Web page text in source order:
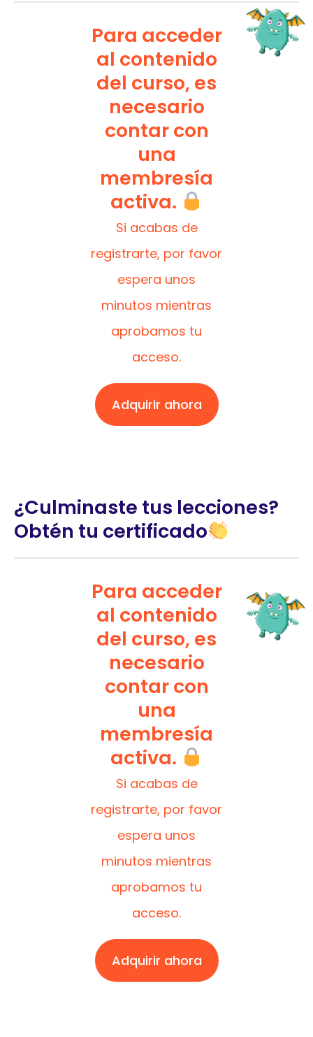
Para acceder
al contenido
del curso, es
necesario
contar con
una
membresía
activa.
Si acabas de
registrarte, por favor
espera unos
minutos mientras
aprobamos tu
acceso.
Adquirir ahora
¿Culminaste tus lecciones?
Obtén tu certificado
Para acceder
al contenido
del curso, es
necesario
contar con
una
membresía
activa.
Si acabas de
registrarte, por favor
espera unos
minutos mientras
aprobamos tu
acceso.
Adquirir ahora